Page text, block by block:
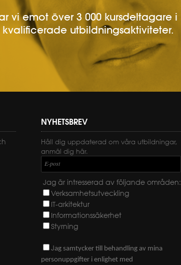
vi emot över 3 000 kursdeltagare i
kvalificerade utbildningsaktiviteter.
NYHETSBREV
Håll dig uppdaterad om våra utbildningar,
anmäl dig här.
E-post
Jag är intresserad av följande områden:
Verksamhetsutveckling
IT-arkitektur
Informationssäkerhet
Styrning
Jag samtycker till behandling av mina
personuppgifter i enlighet med